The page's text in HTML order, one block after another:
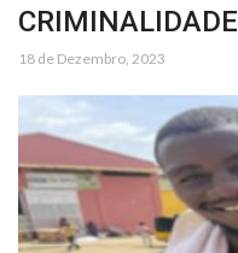
CRIMINALIDADE
18 de Dezembro, 2023